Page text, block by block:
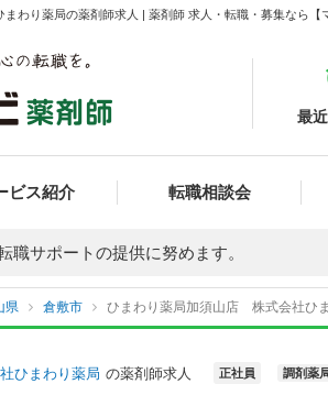
わり薬局の薬剤師求人 | 薬剤師 求人・転職・募集なら【
最
ビス紹介 転職相談会
職サポートの提供に努めます。
県 倉敷市 ひまわり薬局加須山店 株式会社ひ
ひまわり薬局 の薬剤師求人 正社員 調剤薬